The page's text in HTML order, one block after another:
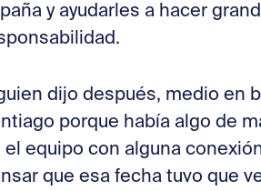
y ayudarles a hacer
dijo después, medio en
porque había algo de
el equipo con alguna
que esa fecha tuvo que